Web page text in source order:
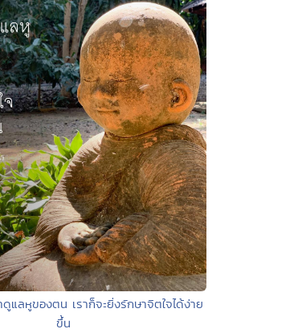
แลหูของตน เราก็จะยิ่งรักษาจิตใจได้ง่าย
ขึ้น